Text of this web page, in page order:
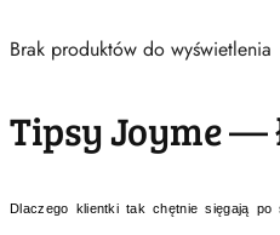
Brak produktów do wyświetlenia
Tipsy Joyme —
Dlaczego klientki tak chętnie sięgają po